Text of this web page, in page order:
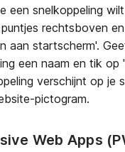
een snelkoppeling
rechtsboven
aan startscherm'.
een naam en tik op
verschijnt op je
pictogram.
Web Apps